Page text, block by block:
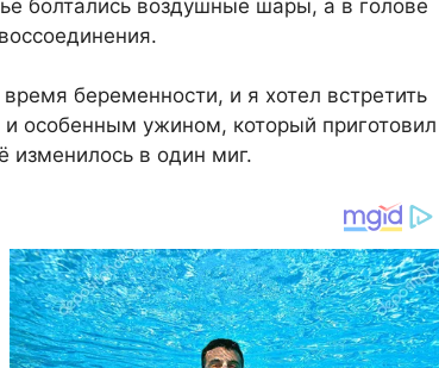
болтались воздушные шары, а в голове
беременности, и я хотел встретить
особенным ужином, который приготовил
изменилось в один миг.